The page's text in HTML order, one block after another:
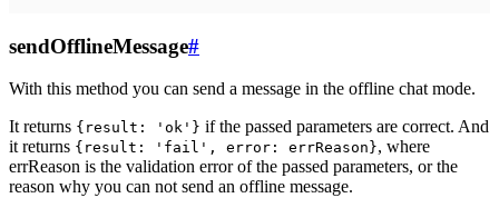
sendOfflineMessage#
With this method you can send a message in the offline chat mode.
It returns {result: 'ok'} if the passed parameters are correct. And
it returns {result: 'fail', error: errReason}, where
errReason is the validation error of the passed parameters, or the
reason why you can not send an offline message.